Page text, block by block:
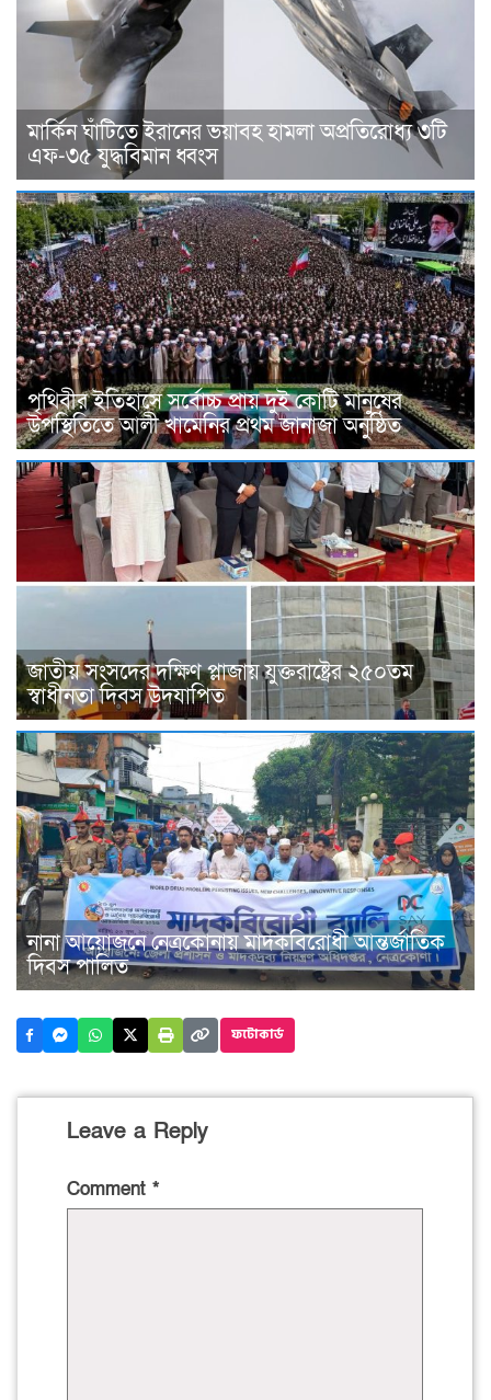
মার্কিন ঘাঁটিতে ইরানের ভয়াবহ হামলা অপ্রতিরোধ্য ৩টি
এফ-৩৫ যুদ্ধবিমান ধ্বংস
পৃথিবীর ইতিহাসে সর্বোচ্চ প্রায় দুই কোটি মানুষের
উপস্থিতিতে আলী খামেনির প্রথম জানাজা অনুষ্ঠিত
জাতীয় সংসদের দক্ষিণ প্লাজায় যুক্তরাষ্ট্রের ২৫০তম
স্বাধীনতা দিবস উদযাপিত
নানা আয়োজনে নেত্রকোনায় মাদকবিরোধী আন্তর্জাতিক
দিবস পালিত
ফটোকার্ড
Leave a Reply
Comment *